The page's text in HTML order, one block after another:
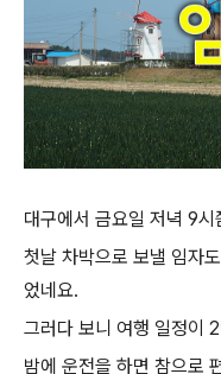
대구에서 금요일 저녁 9시
첫날 차박으로 보낼 임자
었네요.
그러다 보니 여행 일정이
밤에 운전을 하면 참으로